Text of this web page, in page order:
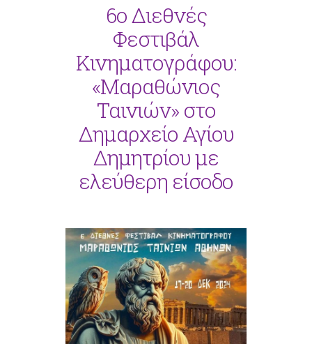
6ο Διεθνές
Φεστιβάλ
Κινηματογράφου:
«Μαραθώνιος
Ταινιών» στο
Δημαρχείο Αγίου
Δημητρίου με
ελεύθερη είσοδο